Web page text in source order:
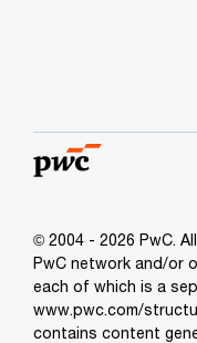
© 2004 - 2026 PwC.
PwC network and/or
each of which is a
www.pwc.com/
contains content